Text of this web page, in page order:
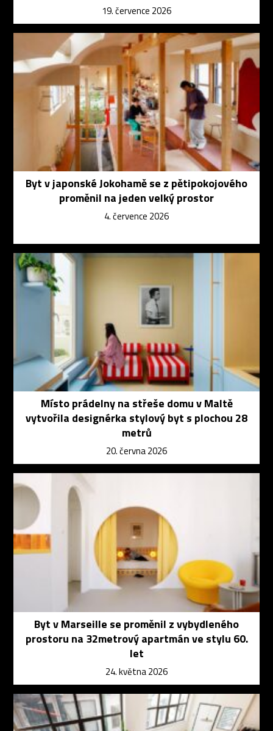
19. července 2026
Byt v japonské Jokohamě se z pětipokojového
proměnil na jeden velký prostor
4. července 2026
Místo prádelny na střeše domu v Maltě
vytvořila designérka stylový byt s plochou 28
metrů
20. června 2026
Byt v Marseille se proměnil z vybydleného
prostoru na 32metrový apartmán ve stylu 60.
let
24. května 2026